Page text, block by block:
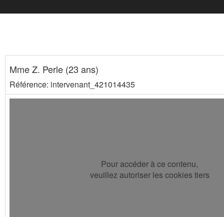
Mme Z. Perle (23 ans)
Référence: intervenant_421014435
Pour accéder à ce contenu,
veuillez autoriser les cookies tiers